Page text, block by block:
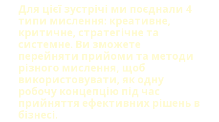
Для цієї зустрічі ми поєднали 4
типи мислення: креативне,
критичне, стратегічне та
системне. Ви зможете
перейняти прийоми та методи
різного мислення, щоб
використовувати, як одну
робочу концепцію під час
прийняття ефективних рішень в
бізнесі.